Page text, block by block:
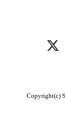
Copyright(c)